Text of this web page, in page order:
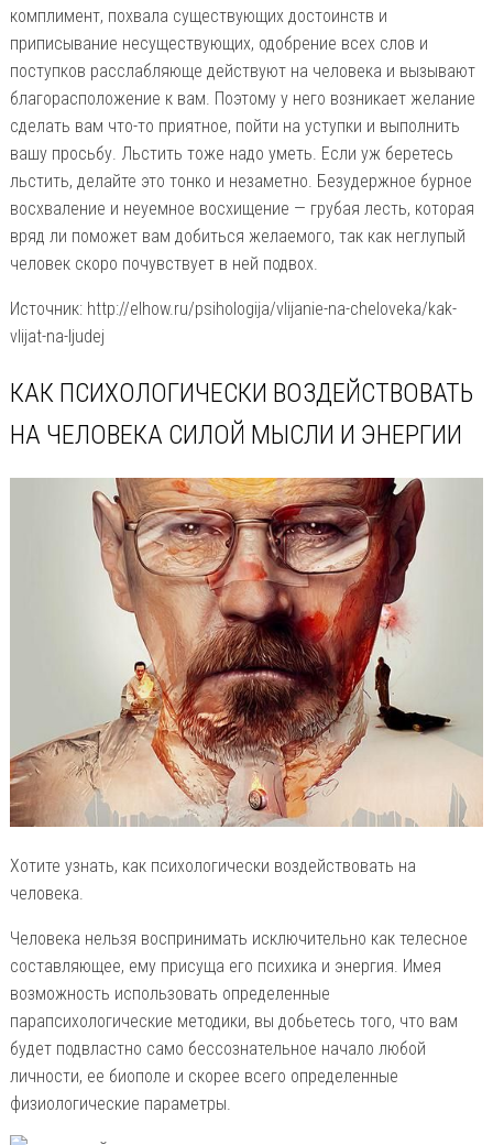
комплимент, похвала существующих достоинств и
приписывание несуществующих, одобрение всех слов и
поступков расслабляюще действуют на человека и вызывают
благорасположение к вам. Поэтому у него возникает желание
сделать вам что-то приятное, пойти на уступки и выполнить
вашу просьбу. Льстить тоже надо уметь. Если уж беретесь
льстить, делайте это тонко и незаметно. Безудержное бурное
восхваление и неуемное восхищение — грубая лесть, которая
вряд ли поможет вам добиться желаемого, так как неглупый
человек скоро почувствует в ней подвох.
Источник: http://elhow.ru/psihologija/vlijanie-na-cheloveka/kak-
vlijat-na-ljudej
КАК ПСИХОЛОГИЧЕСКИ ВОЗДЕЙСТВОВАТЬ
НА ЧЕЛОВЕКА СИЛОЙ МЫСЛИ И ЭНЕРГИИ
Хотите узнать, как психологически воздействовать на
человека.
Человека нельзя воспринимать исключительно как телесное
составляющее, ему присуща его психика и энергия. Имея
возможность использовать определенные
парапсихологические методики, вы добьетесь того, что вам
будет подвластно само бессознательное начало любой
личности, ее биополе и скорее всего определенные
физиологические параметры.